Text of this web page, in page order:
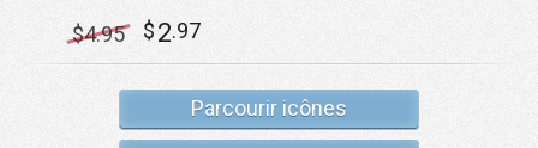
$4.95 $2.97
Parcourir icônes